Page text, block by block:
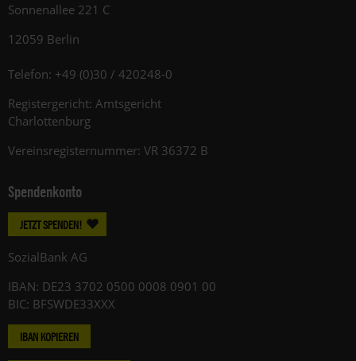
Sonnenallee 221 C
12059 Berlin
Telefon: +49 (0)30 / 420248-0
Registergericht: Amtsgericht
Charlottenburg
Vereinsregisternummer: VR 36372 B
Spendenkonto
JETZT SPENDEN!
SozialBank AG
IBAN: DE23 3702 0500 0008 0901 00
BIC: BFSWDE33XXX
IBAN KOPIEREN